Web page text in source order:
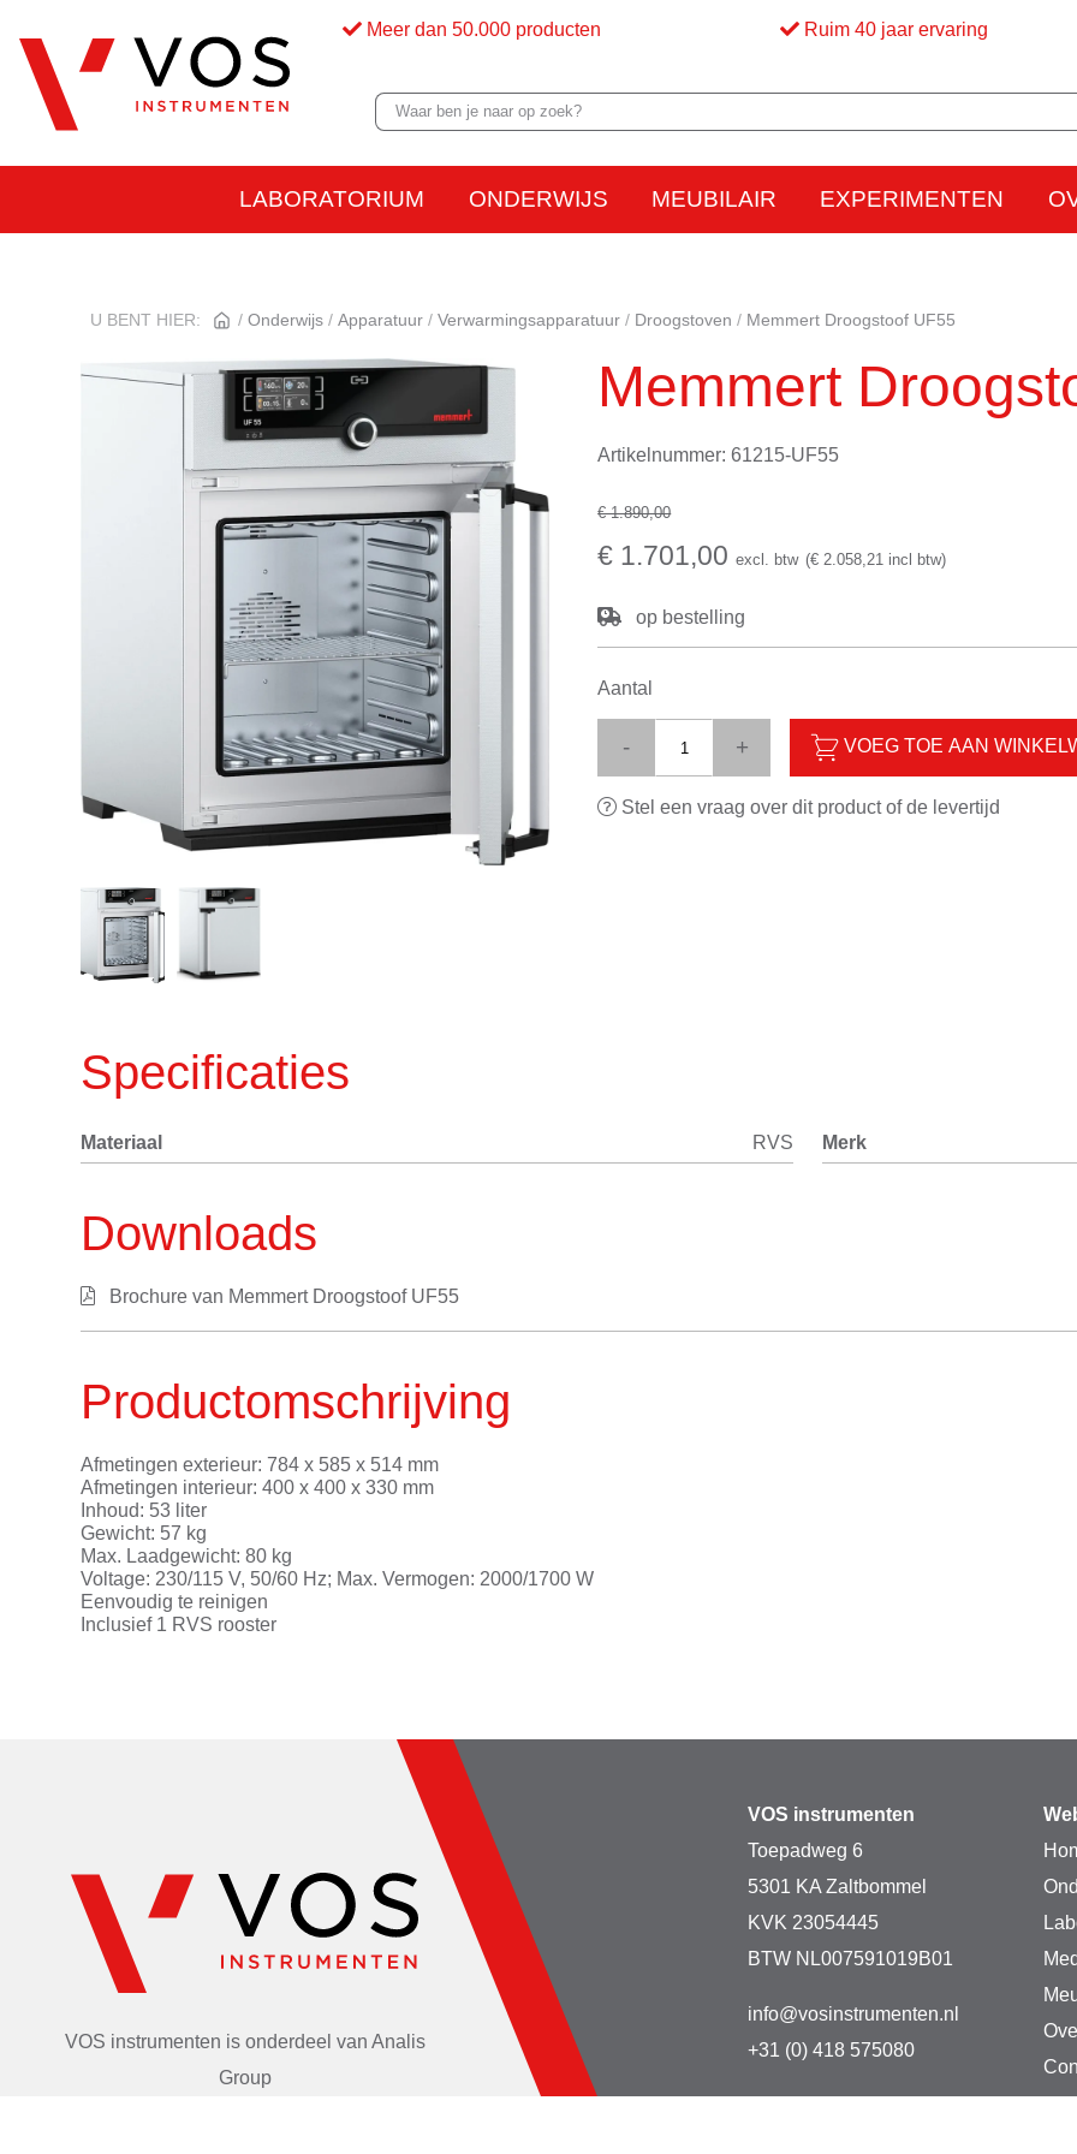
Meer dan 50.000 producten Ruim 40 jaar ervaring
LABORATORIUM ONDERWIJS MEUBILAIR EXPERIMENTEN
U BENT HIER: Onderwijs Apparatuur Verwarmingsapparatuur Droogstoven Memmert Droogstoof UF55
Memmert
Artikelnummer: 61215-UF55
€ 1.890,00
€ 1.701,00 excl. btw (€ 2.058,21 incl btw)
op bestelling
Aantal
- + VOEG TOE AAN
Stel een vraag over dit product of de levertijd
Specificaties
Materiaal RVS Merk
Downloads
Brochure van Memmert Droogstoof UF55
Productomschrijving
Afmetingen exterieur: 784 x 585 x 514 mm
Afmetingen interieur: 400 x 400 x 330 mm
Inhoud: 53 liter
Gewicht: 57 kg
Max. Laadgewicht: 80 kg
Voltage: 230/115 V, 50/60 Hz; Max. Vermogen: 2000/1700 W
Eenvoudig te reinigen
Inclusief 1 RVS rooster
VOS instrumenten is onderdeel van Analis
Group
VOS instrumenten
Toepadweg 6
5301 KA Zaltbommel
KVK 23054445
BTW NL007591019B01
info@vosinstrumenten.nl
+31 (0) 418 575080